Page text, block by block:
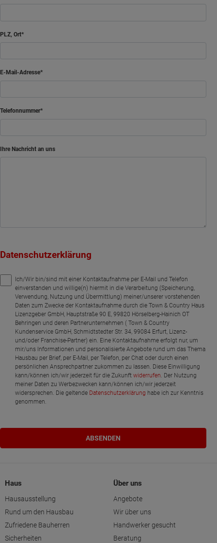
PLZ, Ort
E-Mail-Adresse
Telefonnummer
Ihre Nachricht an uns
Datenschutzerklärung
Ich/Wir bin/sind mit einer Kontaktaufnahme per E-Mail und Telefon
einverstanden und willige(n) hiermit in die Verarbeitung (Speicherung,
Verwendung, Nutzung und Übermittlung) meiner/unserer vorstehenden
Daten zum Zwecke der Kontaktaufnahme durch die Town & Country Haus
Lizenzgeber GmbH, Hauptstraße 90 E, 99820 Hörselberg-Hainich OT
Behringen und deren Partnerunternehmen ( Town & Country
Kundenservice GmbH, Schmidtstedter Str. 34, 99084 Erfurt, Lizenz-
und/oder Franchise-Partner) ein. Eine Kontaktaufnahme erfolgt nur, um
mir/uns Informationen und personalisierte Angebote rund um das Thema
Hausbau per Brief, per E-Mail, per Telefon, per Chat oder durch einen
persönlichen Ansprechpartner zukommen zu lassen. Diese Einwilligung
kann/können ich/wir jederzeit für die Zukunftwiderrufen . Der Nutzung
meiner Daten zu Werbezwecken kann/können ich/wir jederzeit
widersprechen. Die geltende Datenschutzerklärung habe ich zur Kenntnis
genommen.
Haus
Hausausstellung
Rund um den Hausbau
Zufriedene Bauherren
Sicherheiten
Über uns
Angebote
Wir über uns
Handwerker gesucht
Beratung